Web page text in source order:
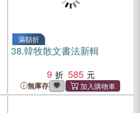
滿額折
38.韓牧散文書法新輯
9
585
無庫存